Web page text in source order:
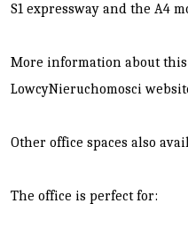
S1 expressway and the A4
More information about
LowcyNieruchomosci
Other office spaces also
The office is perfect for: